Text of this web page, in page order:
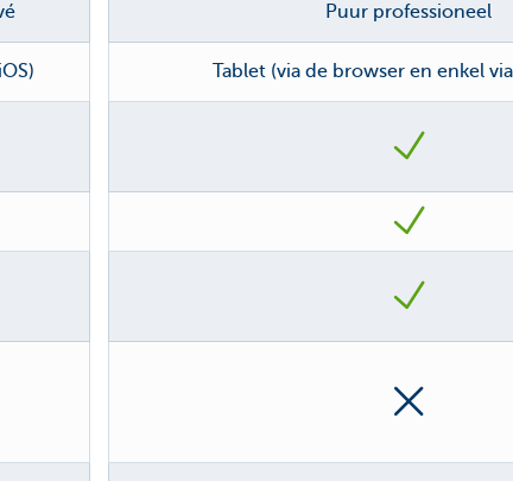
Puur professioneel
Tablet (via de browser en enkel